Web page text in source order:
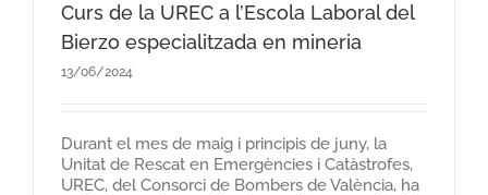
Curs de la UREC a l’Escola Laboral del
Bierzo especialitzada en mineria
13/06/2024
Durant el mes de maig i principis de juny, la
Unitat de Rescat en Emergències i Catàstrofes,
UREC, del Consorci de Bombers de València, ha